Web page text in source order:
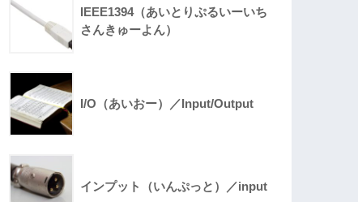
IEEE1394（あいとりぷるいーいち
さんきゅーよん）
I/O（あいおー）／Input/Output
インプット（いんぷっと）／input